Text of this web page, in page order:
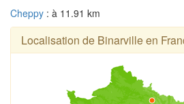
Cheppy : à 11.91 km
Localisation de Binarville en